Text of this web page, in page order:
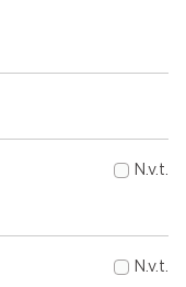
N.v.t.
N.v.t.